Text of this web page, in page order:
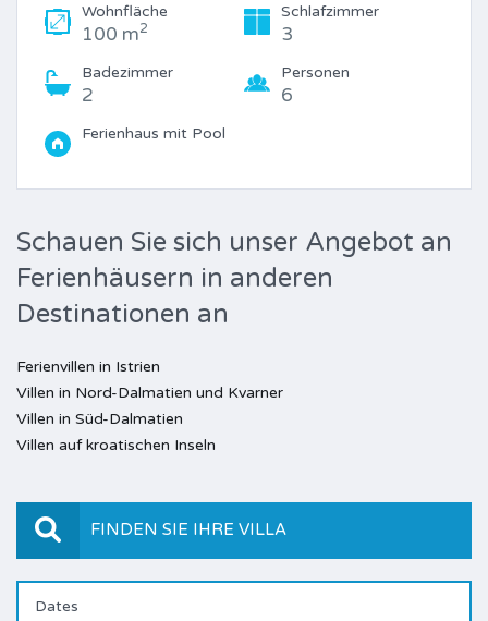
Wohnfläche
100 m2
Schlafzimmer
3
Badezimmer
2
Personen
6
Ferienhaus mit Pool
Schauen Sie sich unser Angebot an
Ferienhäusern in anderen
Destinationen an
Ferienvillen in Istrien
Villen in Nord-Dalmatien und Kvarner
Villen in Süd-Dalmatien
Villen auf kroatischen Inseln
FINDEN SIE IHRE VILLA